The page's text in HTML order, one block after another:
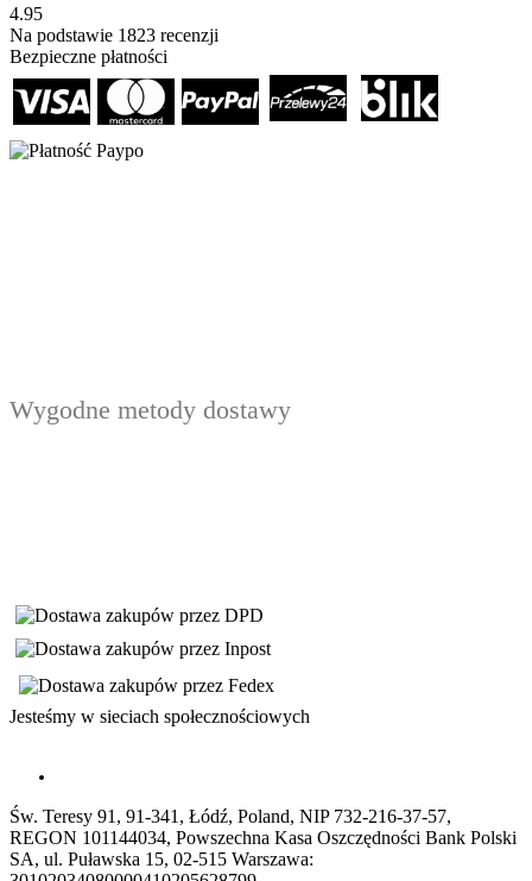
4.95
Na podstawie 1823 recenzji
Bezpieczne płatności
Wygodne metody dostawy
Jesteśmy w sieciach społecznościowych
Św. Teresy 91, 91-341, Łódź, Poland, NIP 732-216-37-57,
REGON 101144034, Powszechna Kasa Oszczędności Bank Polski
SA, ul. Puławska 15, 02-515 Warszawa: